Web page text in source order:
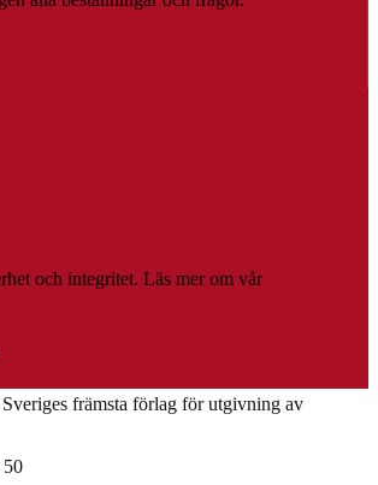
och integritet. Läs mer om vår
främsta förlag för utgivning av
50